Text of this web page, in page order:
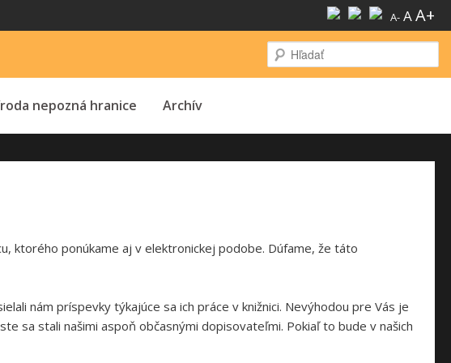
A- AA+
nepozná hranice Archív
ktorého ponúkame aj v elektronickej podobe. Dúfame, že táto
nám príspevky týkajúce sa ich práce v knižnici. Nevýhodou pre Vás je
sa stali našimi aspoň občasnými dopisovateľmi. Pokiaľ to bude v našich